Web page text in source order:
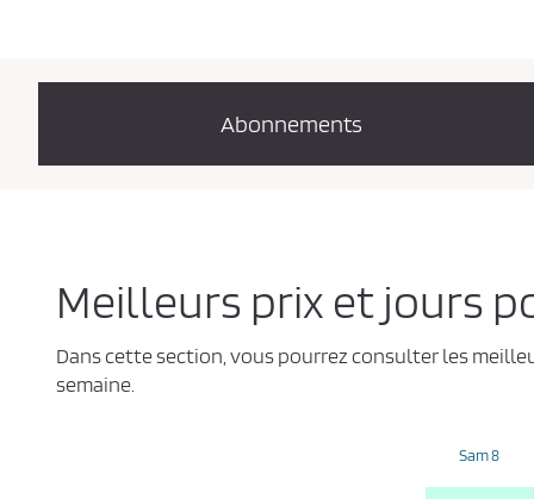
Abonnements
Meilleurs prix et jours
Dans cette section, vous pourrez consulter les
semaine.
Sam 8